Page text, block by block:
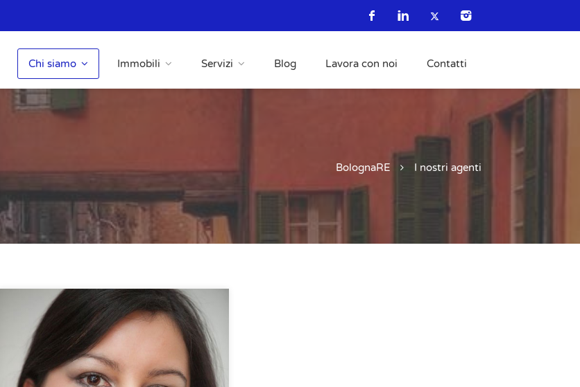
Chi siamo Immobili Servizi Blog Lavora con noi Contatti
BolognaRE I nostri agenti